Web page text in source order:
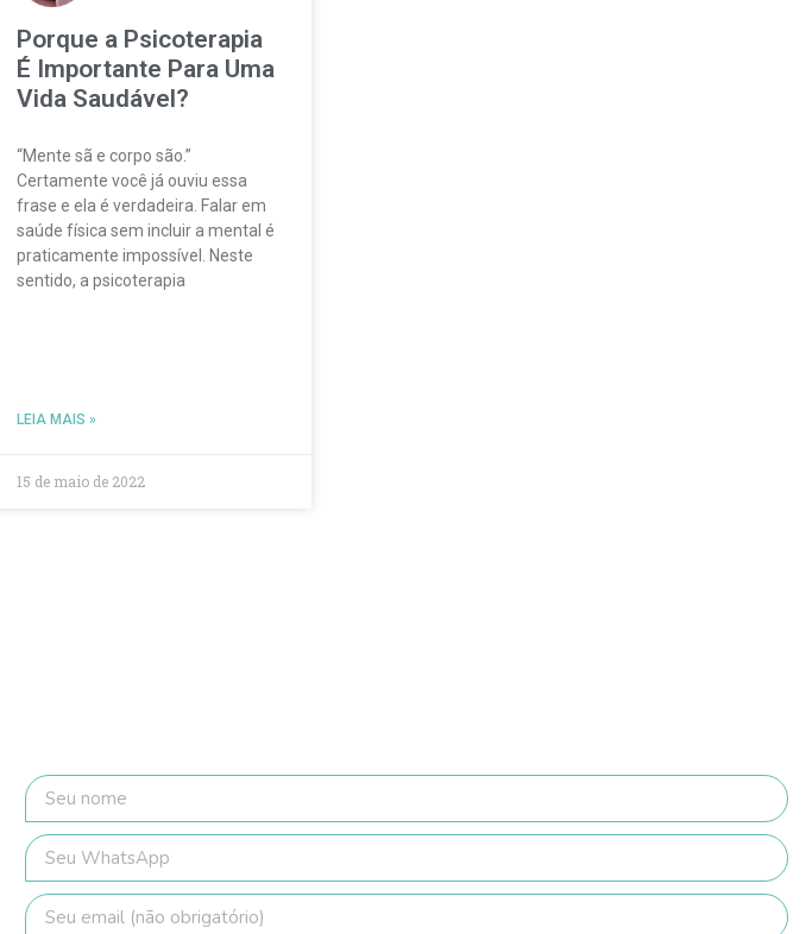
Porque a Psicoterapia
É Importante Para Uma
Vida Saudável?
“Mente sã e corpo são.”
Certamente você já ouviu essa
frase e ela é verdadeira. Falar em
saúde física sem incluir a mental é
praticamente impossível. Neste
sentido, a psicoterapia
LEIA MAIS »
15 de maio de 2022